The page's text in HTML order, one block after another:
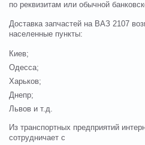
по реквизитам или обычной
Доставка запчастей на ВАЗ 2107
населенные пункты:
Киев;
Одесса;
Харьков;
Днепр;
Львов и т.д.
Из транспортных предприятий
сотрудничает с